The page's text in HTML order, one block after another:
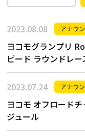
2023.08.08 アナウ
ヨコモグランプリ
ピード ラウンドレー
2023.07.24 アナウ
ヨコモ オフロード
ジュール